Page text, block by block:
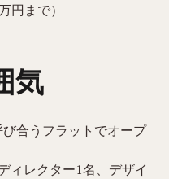
円まで）
気
合うフラットでオープ
ィレクター1名、デザイ